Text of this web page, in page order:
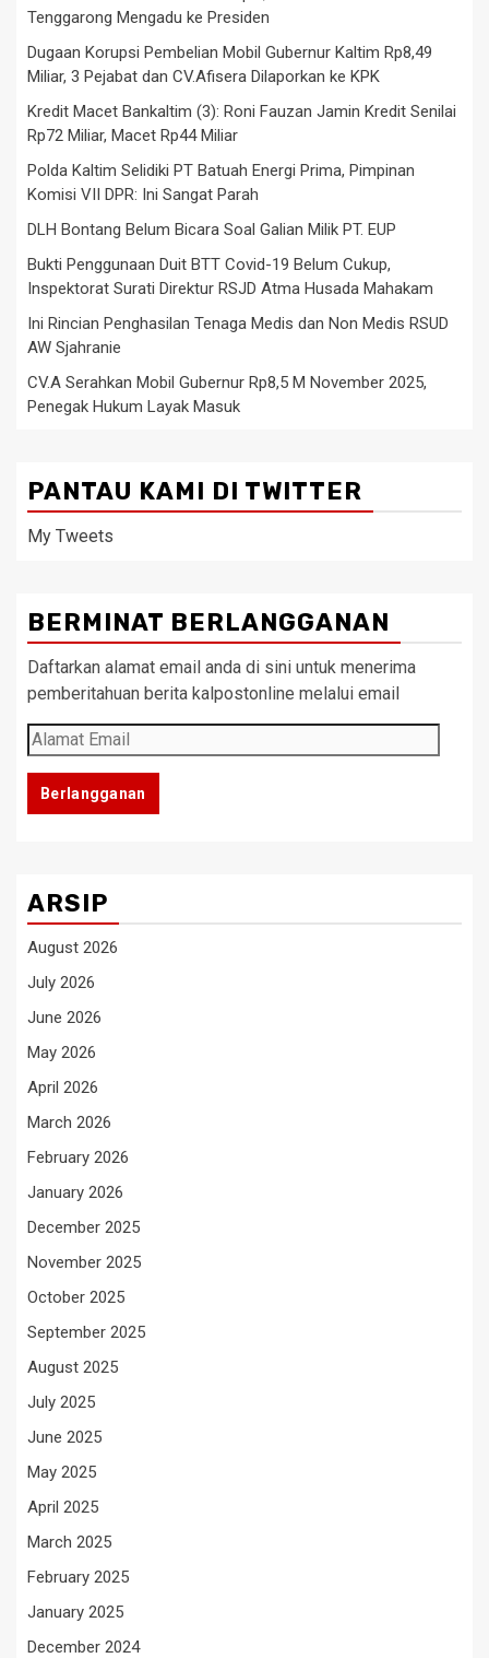
Tenggarong Mengadu ke Presiden
Dugaan Korupsi Pembelian Mobil Gubernur Kaltim Rp8,49
Miliar, 3 Pejabat dan CV.Afisera Dilaporkan ke KPK
Kredit Macet Bankaltim (3): Roni Fauzan Jamin Kredit Senilai
Rp72 Miliar, Macet Rp44 Miliar
Polda Kaltim Selidiki PT Batuah Energi Prima, Pimpinan
Komisi VII DPR: Ini Sangat Parah
DLH Bontang Belum Bicara Soal Galian Milik PT. EUP
Bukti Penggunaan Duit BTT Covid-19 Belum Cukup,
Inspektorat Surati Direktur RSJD Atma Husada Mahakam
Ini Rincian Penghasilan Tenaga Medis dan Non Medis RSUD
AW Sjahranie
CV.A Serahkan Mobil Gubernur Rp8,5 M November 2025,
Penegak Hukum Layak Masuk
PANTAU KAMI DI TWITTER
My Tweets
BERMINAT BERLANGGANAN
Daftarkan alamat email anda di sini untuk menerima
pemberitahuan berita kalpostonline melalui email
Alamat
Email
Berlangganan
ARSIP
August 2026
July 2026
June 2026
May 2026
April 2026
March 2026
February 2026
January 2026
December 2025
November 2025
October 2025
September 2025
August 2025
July 2025
June 2025
May 2025
April 2025
March 2025
February 2025
January 2025
December 2024